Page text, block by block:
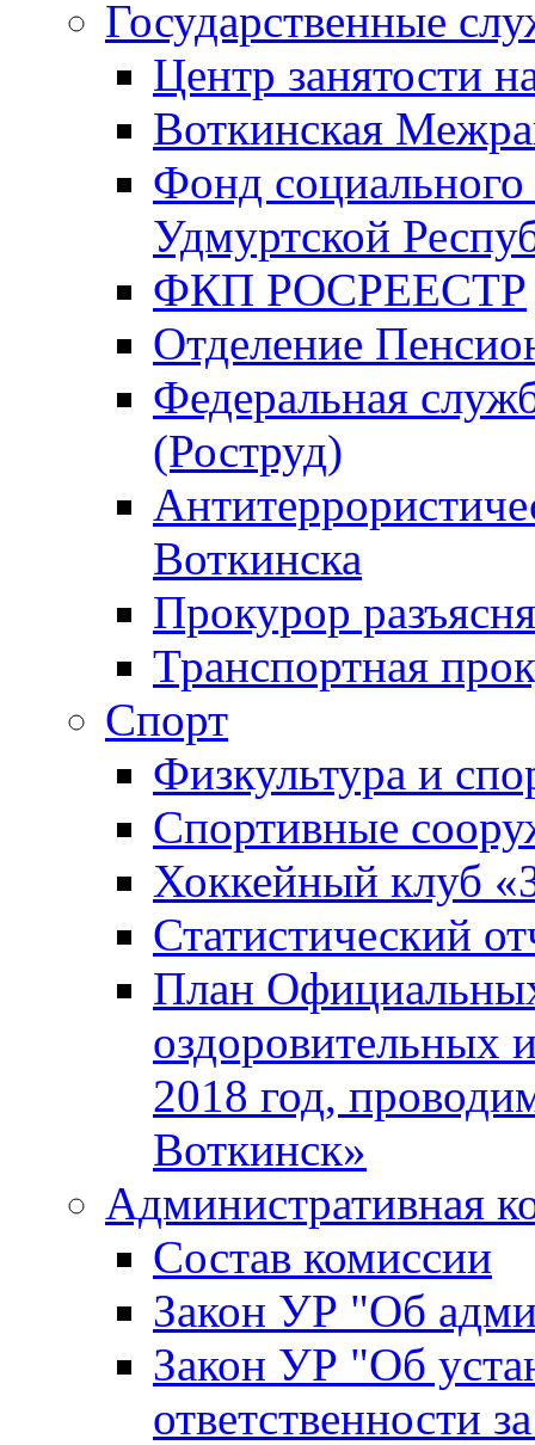
Государственные
Центр занятости
Воткинская
Фонд
Удмуртской
ФКП РОСРЕЕСТР
Отделение
Федеральная
(Роструд)
Воткинска
Прокурор
Транспортная
Спорт
Физкультура и
Спортивные
Хоккейный клуб
Статистический
План
оздоровительных
2018 год,
Воткинск»
Административная
Состав комиссии
Закон УР "Об
Закон УР "Об
ответственности